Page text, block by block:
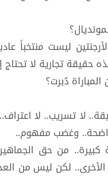
ليست منتخباً
حقيقة تجارية لا تحتاج
دُبرت؟
لا تسريب.. لا
وغضب مفهوم..
كبيرة.. من حق
لكن ليس من